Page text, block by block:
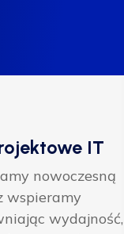
IT
nowoczesną
wspieramy
wydajność,